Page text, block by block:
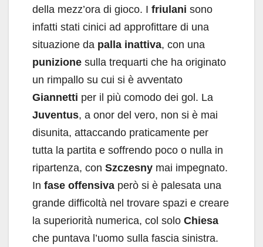
della mezz’ora di gioco. I friulani sono
infatti stati cinici ad approfittare di una
situazione da palla inattiva, con una
punizione sulla trequarti che ha originato
un rimpallo su cui si è avventato
Giannetti per il più comodo dei gol. La
Juventus, a onor del vero, non si è mai
disunita, attaccando praticamente per
tutta la partita e soffrendo poco o nulla in
ripartenza, con Szczesny mai impegnato.
In fase offensiva però si è palesata una
grande difficoltà nel trovare spazi e creare
la superiorità numerica, col solo Chiesa
che puntava l’uomo sulla fascia sinistra.